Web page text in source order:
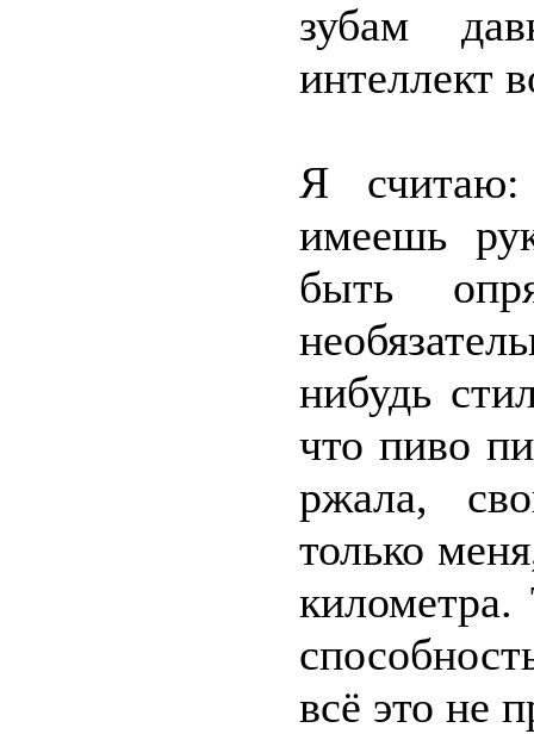
зубам
интеллект
Я
имеешь
быть
нибудь
что пиво
ржала,
только
километра.
всё это не